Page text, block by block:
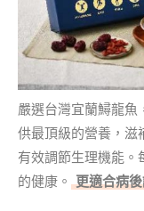
嚴選台灣宜蘭鱘龍魚
供最頂級的營養，滋
有效調節生理機能。
的健康。 更適合病